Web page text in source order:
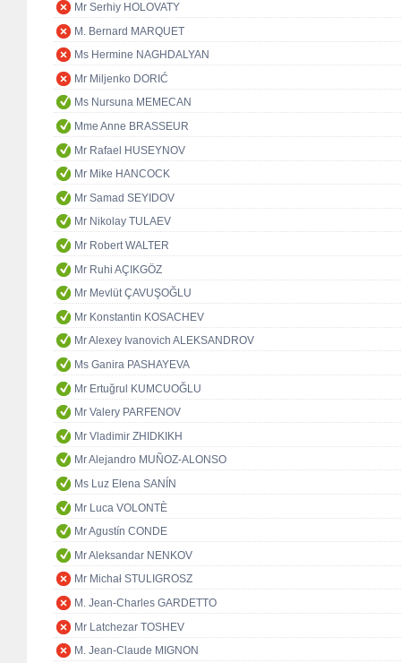
Mr Serhiy HOLOVATY
M. Bernard MARQUET
Ms Hermine NAGHDALYAN
Mr Miljenko DORIĆ
Ms Nursuna MEMECAN
Mme Anne BRASSEUR
Mr Rafael HUSEYNOV
Mr Mike HANCOCK
Mr Samad SEYIDOV
Mr Nikolay TULAEV
Mr Robert WALTER
Mr Ruhi AÇIKGÖZ
Mr Mevlüt ÇAVUŞOĞLU
Mr Konstantin KOSACHEV
Mr Alexey Ivanovich ALEKSANDROV
Ms Ganira PASHAYEVA
Mr Ertuğrul KUMCUOĞLU
Mr Valery PARFENOV
Mr Vladimir ZHIDKIKH
Mr Alejandro MUÑOZ-ALONSO
Ms Luz Elena SANÍN
Mr Luca VOLONTÈ
Mr Agustín CONDE
Mr Aleksandar NENKOV
Mr Michał STULIGROSZ
M. Jean-Charles GARDETTO
Mr Latchezar TOSHEV
M. Jean-Claude MIGNON